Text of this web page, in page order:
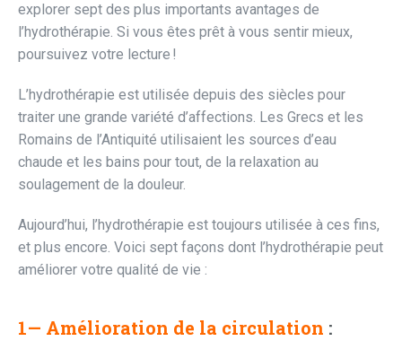
explorer sept des plus importants avantages de
l’hydrothérapie. Si vous êtes prêt à vous sentir mieux,
poursuivez votre lecture !
L’hydrothérapie est utilisée depuis des siècles pour
traiter une grande variété d’affections. Les Grecs et les
Romains de l’Antiquité utilisaient les sources d’eau
chaude et les bains pour tout, de la relaxation au
soulagement de la douleur.
Aujourd’hui, l’hydrothérapie est toujours utilisée à ces fins,
et plus encore. Voici sept façons dont l’hydrothérapie peut
améliorer votre qualité de vie :
1— Amélioration de la circulation :